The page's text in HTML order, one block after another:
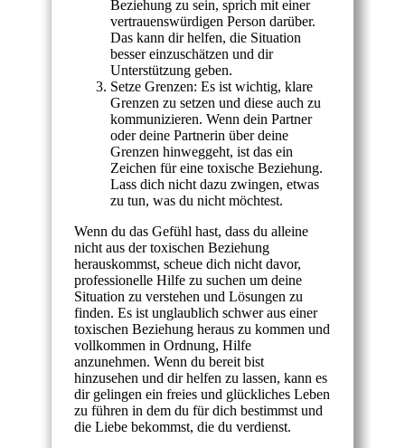
Beziehung zu sein, sprich mit einer
vertrauenswürdigen Person darüber.
Das kann dir helfen, die Situation
besser einzuschätzen und dir
Unterstützung geben.
Setze Grenzen: Es ist wichtig, klare
Grenzen zu setzen und diese auch zu
kommunizieren. Wenn dein Partner
oder deine Partnerin über deine
Grenzen hinweggeht, ist das ein
Zeichen für eine toxische Beziehung.
Lass dich nicht dazu zwingen, etwas
zu tun, was du nicht möchtest.
Wenn du das Gefühl hast, dass du alleine
nicht aus der toxischen Beziehung
herauskommst, scheue dich nicht davor,
professionelle Hilfe zu suchen um deine
Situation zu verstehen und Lösungen zu
finden. Es ist unglaublich schwer aus einer
toxischen Beziehung heraus zu kommen und
vollkommen in Ordnung, Hilfe
anzunehmen. Wenn du bereit bist
hinzusehen und dir helfen zu lassen, kann es
dir gelingen ein freies und glückliches Leben
zu führen in dem du für dich bestimmst und
die Liebe bekommst, die du verdienst.